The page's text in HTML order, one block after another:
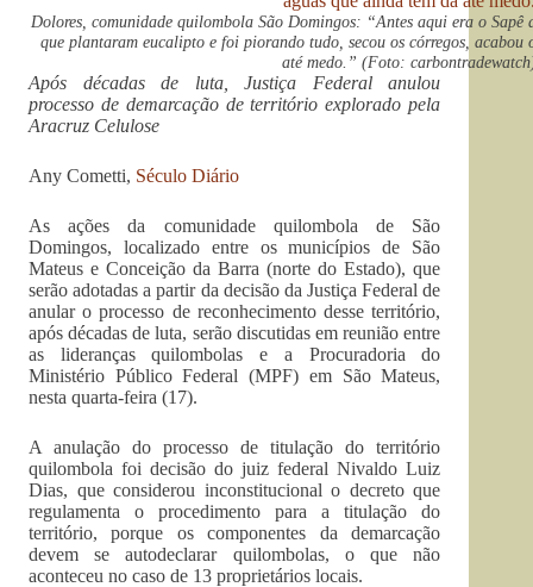
Dolores, comunidade quilombola São Domingos: “Antes aqui era o Sapê
que plantaram eucalipto e foi piorando tudo, secou os córregos, acabou
até medo.” (Foto:
Após décadas de luta, Justiça Federal anulou
processo de demarcação de território explorado pela
Aracruz Celulose
Any Cometti, Século Diário
As ações da comunidade quilombola de São
Domingos, localizado entre os municípios de São
Mateus e Conceição da Barra (norte do Estado), que
serão adotadas a partir da decisão da Justiça Federal de
anular o processo de reconhecimento desse território,
após décadas de luta, serão discutidas em reunião entre
as lideranças quilombolas e a Procuradoria do
Ministério Público Federal (MPF) em São Mateus,
nesta quarta-feira (17).
A anulação do processo de titulação do território
quilombola foi decisão do juiz federal Nivaldo Luiz
Dias, que considerou inconstitucional o decreto que
regulamenta o procedimento para a titulação do
território, porque os componentes da demarcação
devem se autodeclarar quilombolas, o que não
aconteceu no caso de 13 proprietários locais.